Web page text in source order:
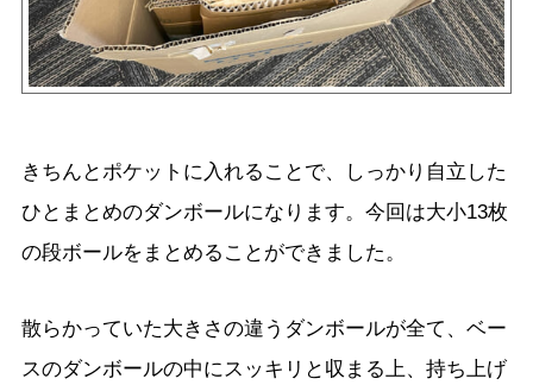
きちんとポケットに入れることで、しっかり自立した
ひとまとめのダンボールになります。今回は大小13枚
の段ボールをまとめることができました。
散らかっていた大きさの違うダンボールが全て、ベー
スのダンボールの中にスッキリと収まる上、持ち上げ